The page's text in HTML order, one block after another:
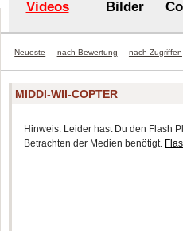
Videos Bilder
Neueste nach Bewertung nach Zugriffen
MIDDI-WII-COPTER
Hinweis: Leider hast Du den Flash
Betrachten der Medien benötigt.